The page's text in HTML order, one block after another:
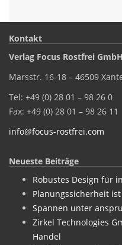
Kontakt
Verlag Focus Rostfrei GmbH
Marsstr. 16-18 – 46509
Tel: +49 (0) 28 01 – 98 26 0
Fax: +49 (0) 28 01 – 98 26 11
info@focus-rostfrei.com
Neueste Beiträge
Robustes Design für
Planungssicherheit
Spannen unter
Zirkel Technologies
Handel